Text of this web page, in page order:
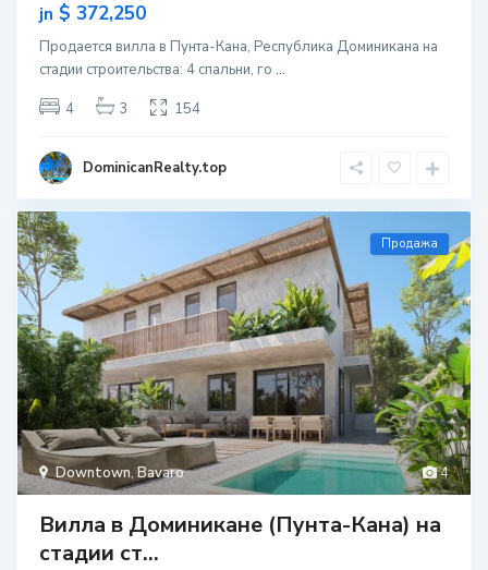
jn $ 372,250
Продается вилла в Пунта-Кана, Республика Доминикана на
стадии строительcтва: 4 спальни, го ...
4
3 154
DominicanRealty.top
4
Downtown, Bavaro
Продажа
Вилла в Доминикане (Пунта-Кана) на
стадии ст...